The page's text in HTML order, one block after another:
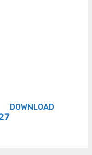
DOWNLOAD